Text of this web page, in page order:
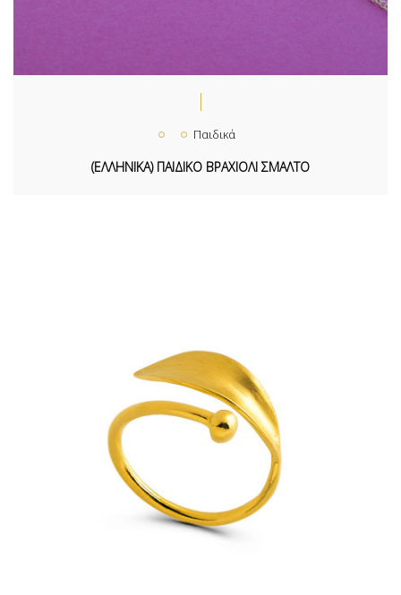
Παιδικά
(ΕΛΛΗΝΙΚΑ) ΠΑΙΔΙΚΟ ΒΡΑΧΙΟΛΙ ΣΜΑΛΤΟ